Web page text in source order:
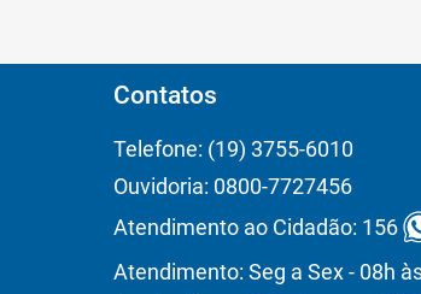
Contatos
Telefone: (19) 3755-6010
Ouvidoria: 0800-7727456
Atendimento ao Cidadão: 156
Atendimento: Seg a Sex - 08h